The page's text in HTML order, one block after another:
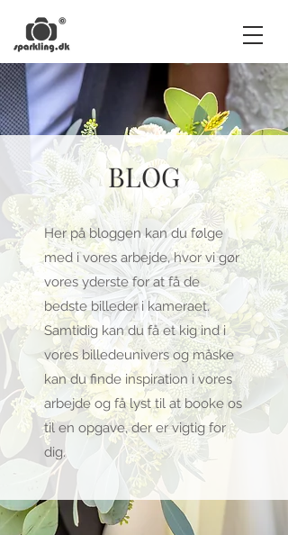
BLOG
Her på bloggen kan du følge
med i vores arbejde, hvor vi gør
vores yderste for at få de
bedste billeder i kameraet.
Samtidig kan du få et kig ind i
vores billedeunivers og måske
kan du finde inspiration i vores
arbejde og få lyst til at booke os
til en opgave, der er vigtig for
dig.